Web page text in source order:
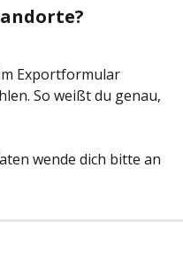
Exportformular
So weißt du genau,
wende dich bitte an